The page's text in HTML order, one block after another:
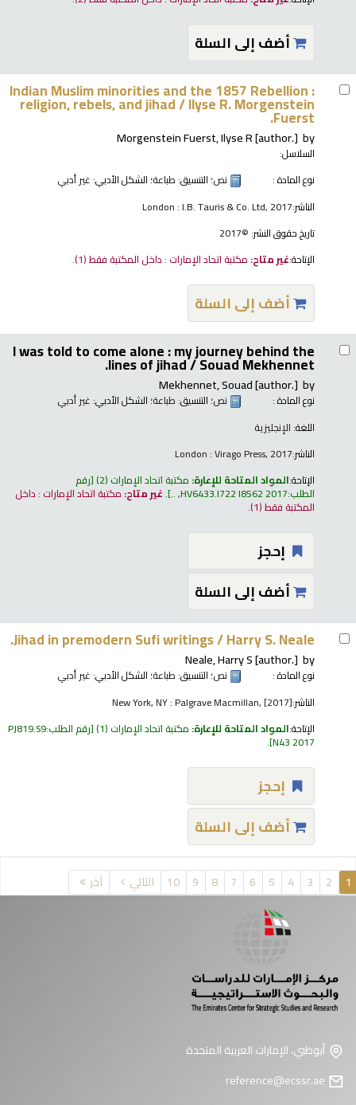
أضف إلى السلة
Indian Muslim minorities and the 1857 Rebellion :
religion, rebels, and jihad /Ilyse R. Morgenstein
Fuerst.
by
Morgenstein Fuerst, Ilyse R[author.]
السلاسل:
نوع المادة :
نص؛ التنسيق: طباعة؛ الشكل الأدبي: غير أدبي
الناشر:London : I.B. Tauris & Co. Ltd, 2017
تاريخ حقوق النشر: ©2017
الإتاحة:غير متاح: مكتبة اتحاد الإمارات : داخل المكتبة فقط(1).
أضف إلى السلة
I was told to come alone : my journey behind the
lines of jihad /Souad Mekhennet.
by
Mekhennet, Souad[author.]
نوع المادة : نص؛ التنسيق: طباعة؛ الشكل الأدبي: غير أدبي
اللغة: الإنجليزية
الناشر:London : Virago Press, 2017
الإتاحة:المواد المتاحة للإعارة: مكتبة اتحاد الإمارات (2) رقم
الطلب:HV6433.I722 I8562 2017, ..
.غير متاح: مكتبة اتحاد الإمارات : داخل
المكتبة فقط(1).
إحجز
أضف إلى السلة
Jihad in premodern Sufi writings /Harry S. Neale.
by
Neale, Harry S[author.]
نوع المادة : نص؛ التنسيق: طباعة؛ الشكل الأدبي: غير أدبي
الناشر:New York, NY : Palgrave Macmillan, [2017]
الإتاحة:المواد المتاحة للإعارة: مكتبة اتحاد الإمارات (1) رقم الطلب:PJ819.S9
N43 2017
.
إحجز
أضف إلى السلة
1
2
3
4
5
6
7
8
9
10 التالي آخر
أبوظبي، الإمارات العربية المتحدة